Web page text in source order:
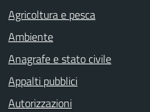
Agricoltura e pesca
Ambiente
Anagrafe e stato civile
Appalti pubblici
Autorizzazioni